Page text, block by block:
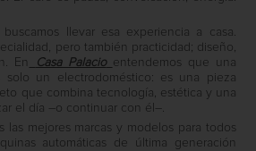
llevar esa experiencia a casa.
pero también practicidad; diseño,
En
Casa Palacio
entendemos que una
solo un electrodoméstico: es una pieza
que combina tecnología, estética y una
el día –o continuar con él–.
las mejores marcas y modelos para todos
automáticas de última generación